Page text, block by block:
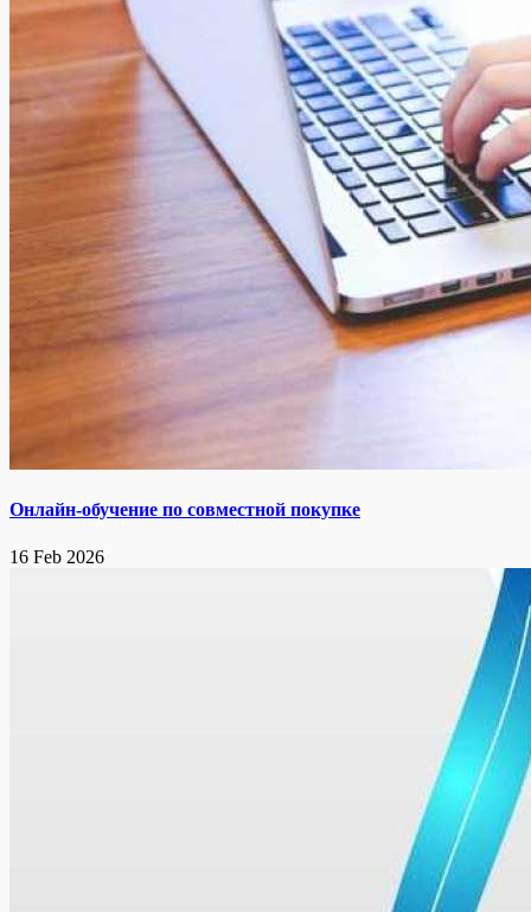
Онлайн-обучение по совместной покупке
16 Feb 2026